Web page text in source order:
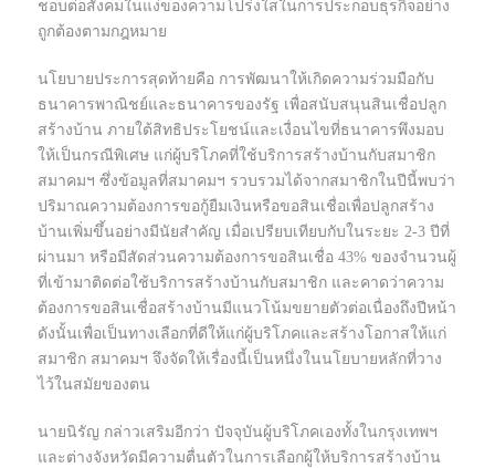
ชอบต่อสังคมในแง่ของความโปร่งใสในการประกอบธุรกิจอย่าง
ถูกต้องตามกฎหมาย
นโยบายประการสุดท้ายคือ การพัฒนาให้เกิดความร่วมมือกับ
ธนาคารพาณิชย์และธนาคารของรัฐ เพื่อสนับสนุนสินเชื่อปลูก
สร้างบ้าน ภายใต้สิทธิประโยชน์และเงื่อนไขที่ธนาคารพึงมอบ
ให้เป็นกรณีพิเศษ แก่ผู้บริโภคที่ใช้บริการสร้างบ้านกับสมาชิก
สมาคมฯ ซึ่งข้อมูลที่สมาคมฯ รวบรวมได้จากสมาชิกในปีนี้พบว่า
ปริมาณความต้องการขอกู้ยืมเงินหรือขอสินเชื่อเพื่อปลูกสร้าง
บ้านเพิ่มขึ้นอย่างมีนัยสำคัญ เมื่อเปรียบเทียบกับในระยะ 2-3 ปีที่
ผ่านมา หรือมีสัดส่วนความต้องการขอสินเชื่อ 43% ของจำนวนผู้
ที่เข้ามาติดต่อใช้บริการสร้างบ้านกับสมาชิก และคาดว่าความ
ต้องการขอสินเชื่อสร้างบ้านมีแนวโน้มขยายตัวต่อเนื่องถึงปีหน้า
ดังนั้นเพื่อเป็นทางเลือกที่ดีให้แก่ผู้บริโภคและสร้างโอกาสให้แก่
สมาชิก สมาคมฯ จึงจัดให้เรื่องนี้เป็นหนึ่งในนโยบายหลักที่วาง
ไว้ในสมัยของตน
นายนิรัญ กล่าวเสริมอีกว่า ปัจจุบันผู้บริโภคเองทั้งในกรุงเทพฯ
และต่างจังหวัดมีความตื่นตัวในการเลือกผู้ให้บริการสร้างบ้าน